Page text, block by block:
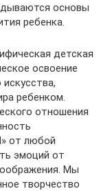
основы
ребенка.
детская
освоение
ребенком.
отношения
от любой
эмоций от
Мы
творчество